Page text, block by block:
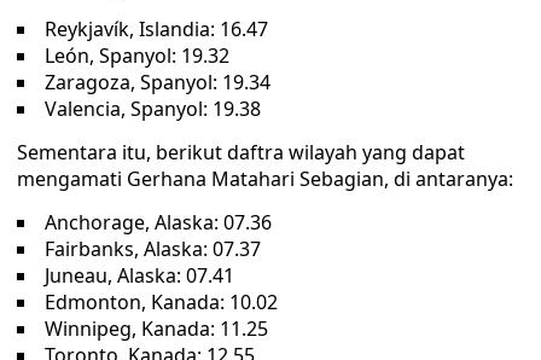
Reykjavík, Islandia: 16.47
León, Spanyol: 19.32
Zaragoza, Spanyol: 19.34
Valencia, Spanyol: 19.38
Sementara itu, berikut daftra wilayah yang dapat
mengamati Gerhana Matahari Sebagian, di antaranya:
Anchorage, Alaska: 07.36
Fairbanks, Alaska: 07.37
Juneau, Alaska: 07.41
Edmonton, Kanada: 10.02
Winnipeg, Kanada: 11.25